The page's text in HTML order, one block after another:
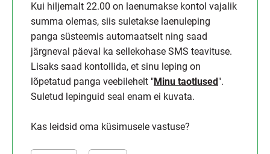
Kui hiljemalt 22.00 on laenumakse kontol vajalik
summa olemas, siis suletakse laenuleping
panga süsteemis automaatselt ning saad
järgneval päeval ka sellekohase SMS teavituse.
Lisaks saad kontollida, et sinu leping on
lõpetatud panga veebilehelt "Minu taotlused".
Suletud lepinguid seal enam ei kuvata.
Kas leidsid oma küsimusele vastuse?